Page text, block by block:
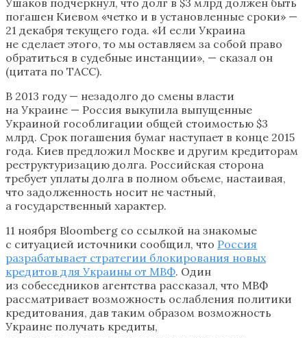
погашен Киевом «четко и в установленные сроки» —
21 декабря текущего года. «И если Украина
не сделает этого, то мы оставляем за собой право
обратиться в судебные инстанции», — сказал он
(цитата по ТАСС).
В 2013 году — незадолго до смены власти
на Украине — Россия выкупила выпущенные
Украиной гособлигации общей стоимостью $3
млрд. Срок погашения бумаг наступает в конце 2015
года. Киев предложил Москве и другим кредиторам
реструктуризацию долга. Российская сторона
требует уплаты долга в полном объеме, настаивая,
что задолженность носит не частный,
а государственный характер.
11 ноября Bloomberg со ссылкой на знакомые
с ситуацией источники сообщил, что Россия
разрабатывает стратегии блокирования новых
кредитов для Украины от МВФ. Один
из собеседников агентства рассказал, что МВФ
рассматривает возможность ослабления политики
кредитования, дав таким образом возможность
Украине получать кредиты,